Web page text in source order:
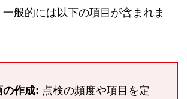
般的には以下の項目が含まれま
の作成: 点検の頻度や項目を定